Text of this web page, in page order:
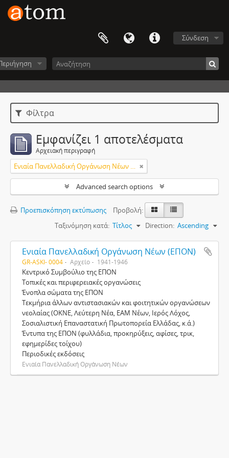
Σύνδεση
Φίλτρα
Εμφανίζει 1 αποτελέσματα
Αρχειακή περιγραφή
Ενιαία Πανελλαδική Οργάνωση Νέων (ΕΠΟΝ)
Advanced search options
Προεπισκόπηση εκτύπωσης
Προβολή:
Ταξινόμηση κατά: Τίτλος Direction: Ascending
Ενιαία Πανελλαδική Οργάνωση Νέων (ΕΠΟΝ)
GR-ASKI- 0004 Αρχείο 1941-1946
Κεντρικό Συµβούλιο της ΕΠΟΝ
Τοπικές και περιφερειακές οργανώσεις
Ένοπλα σώµατα της ΕΠΟΝ
Τεκµήρια άλλων αντιστασιακών και φοιτητικών οργανώσεων
νεολαίας (ΟΚΝΕ, Λεύτερη Νέα, ΕΑΜ Νέων, Ιερός Λόχος,
Σοσιαλιστική Επαναστατική Πρωτοπορεία Ελλάδας, κ.ά.)
Έντυπα της ΕΠΟΝ (φυλλάδια, προκηρύξεις, αφίσες, τρικ,
εφηµερίδες τοίχου)
Περιοδικές εκδόσεις
Ενιαία Πανελλαδική Οργάνωση Νέων